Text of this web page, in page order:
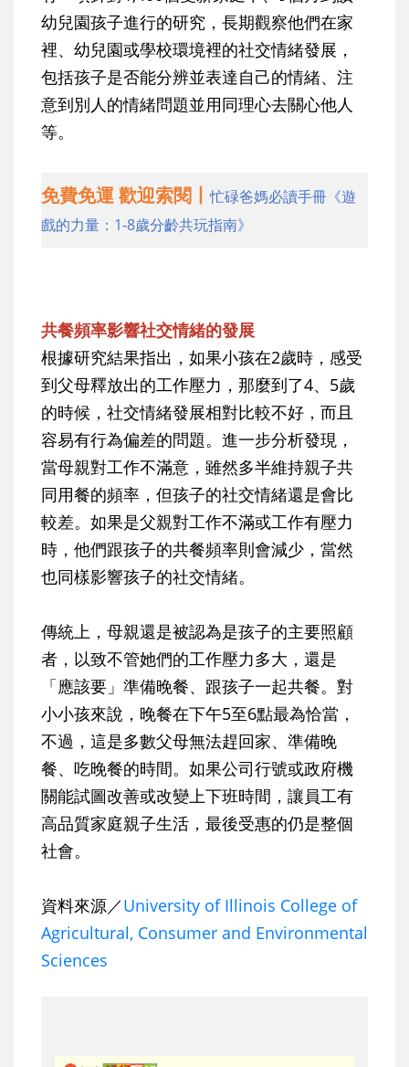
幼兒園孩子進行的研究，長期觀察他們在家
裡、幼兒園或學校環境裡的社交情緒發展，
包括孩子是否能分辨並表達自己的情緒、注
意到別人的情緒問題並用同理心去關心他人
等。
免費免運 歡迎索閱丨忙碌爸媽必讀手冊《遊
戲的力量：1-8歲分齡共玩指南》
共餐頻率影響社交情緒的發展
根據研究結果指出，如果小孩在2歲時，感受
到父母釋放出的工作壓力，那麼到了4、5歲
的時候，社交情緒發展相對比較不好，而且
容易有行為偏差的問題。進一步分析發現，
當母親對工作不滿意，雖然多半維持親子共
同用餐的頻率，但孩子的社交情緒還是會比
較差。如果是父親對工作不滿或工作有壓力
時，他們跟孩子的共餐頻率則會減少，當然
也同樣影響孩子的社交情緒。
傳統上，母親還是被認為是孩子的主要照顧
者，以致不管她們的工作壓力多大，還是
「應該要」準備晚餐、跟孩子一起共餐。對
小小孩來說，晚餐在下午5至6點最為恰當，
不過，這是多數父母無法趕回家、準備晚
餐、吃晚餐的時間。如果公司行號或政府機
關能試圖改善或改變上下班時間，讓員工有
高品質家庭親子生活，最後受惠的仍是整個
社會。
資料來源／University of Illinois College of
Agricultural, Consumer and Environmental
Sciences